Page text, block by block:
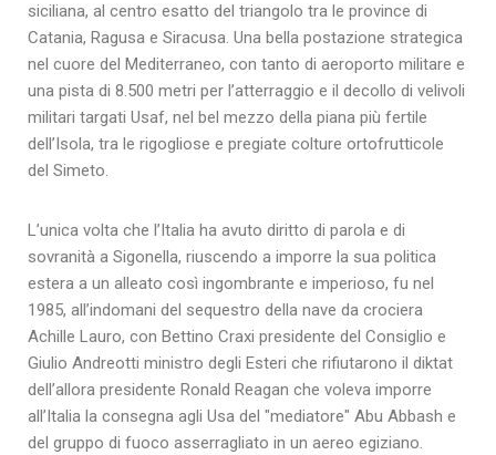
siciliana, al centro esatto del triangolo tra le province di
Catania, Ragusa e Siracusa. Una bella postazione strategica
nel cuore del Mediterraneo, con tanto di aeroporto militare e
una pista di 8.500 metri per l’atterraggio e il decollo di velivoli
militari targati Usaf, nel bel mezzo della piana più fertile
dell’Isola, tra le rigogliose e pregiate colture ortofrutticole
del Simeto.
L’unica volta che l’Italia ha avuto diritto di parola e di
sovranità a Sigonella, riuscendo a imporre la sua politica
estera a un alleato così ingombrante e imperioso, fu nel
1985, all’indomani del sequestro della nave da crociera
Achille Lauro, con Bettino Craxi presidente del Consiglio e
Giulio Andreotti ministro degli Esteri che rifiutarono il diktat
dell’allora presidente Ronald Reagan che voleva imporre
all’Italia la consegna agli Usa del "mediatore" Abu Abbash e
del gruppo di fuoco asserragliato in un aereo egiziano.